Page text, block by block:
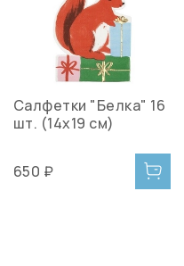
Салфетки "Белка" 16
шт. (14х19 см)
650 ₽